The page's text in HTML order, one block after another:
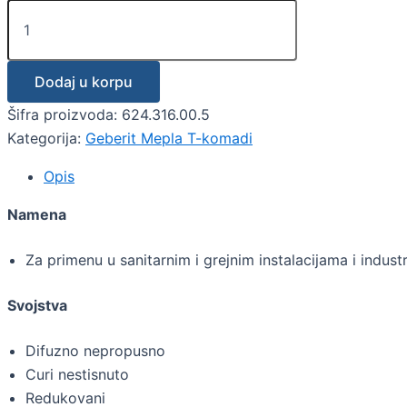
Dodaj u korpu
Šifra proizvoda: 624.316.00.5
Kategorija: Geberit Mepla T-komadi
Opis
Namena
Za primenu u sanitarnim i grejnim instalacijama i
Svojstva
Difuzno nepropusno
Curi nestisnuto
Redukovani